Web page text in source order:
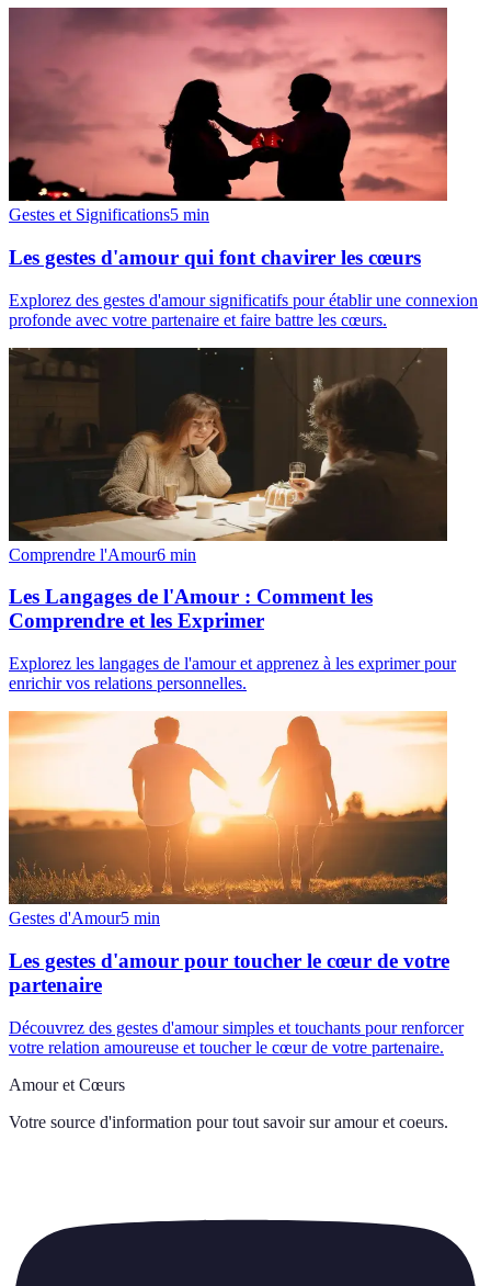
Gestes et Significations5 min
Les gestes d'amour qui font chavirer les cœurs
Explorez des gestes d'amour significatifs pour établir une connexion
profonde avec votre partenaire et faire battre les cœurs.
Comprendre l'Amour6 min
Les Langages de l'Amour : Comment les
Comprendre et les Exprimer
Explorez les langages de l'amour et apprenez à les exprimer pour
enrichir vos relations personnelles.
Gestes d'Amour5 min
Les gestes d'amour pour toucher le cœur de votre
partenaire
Découvrez des gestes d'amour simples et touchants pour renforcer
votre relation amoureuse et toucher le cœur de votre partenaire.
Amour et Cœurs
Votre source d'information pour tout savoir sur amour et coeurs.